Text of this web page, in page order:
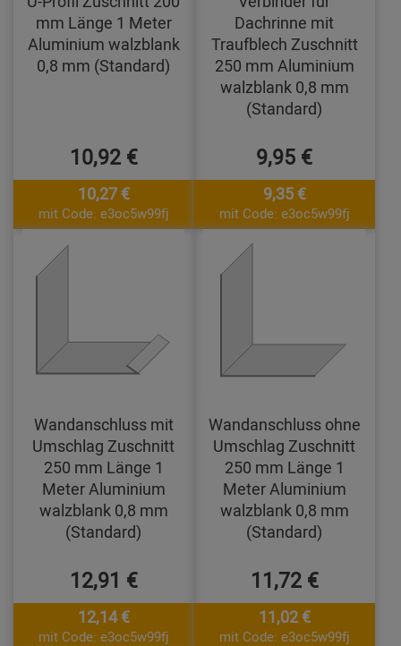
mm Länge 1 Meter
Aluminium walzblank
0,8 mm (Standard)
10,92 €
10,27 €
mit Code: e3oc5w99fj
Dachrinne mit
Traufblech Zuschnitt
250 mm Aluminium
walzblank 0,8 mm
(Standard)
9,95 €
9,35 €
mit Code: e3oc5w99fj
Wandanschluss mit
Umschlag Zuschnitt
250 mm Länge 1
Meter Aluminium
walzblank 0,8 mm
(Standard)
12,91 €
12,14 €
mit Code: e3oc5w99fj
Wandanschluss ohne
Umschlag Zuschnitt
250 mm Länge 1
Meter Aluminium
walzblank 0,8 mm
(Standard)
11,72 €
11,02 €
mit Code: e3oc5w99fj